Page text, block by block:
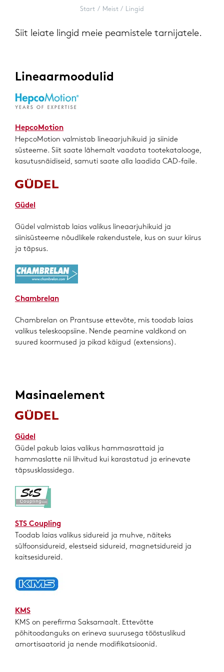
Start Meist Lingid
Siit leiate lingid meie peamistele tarnijatele.
Lineaarmoodulid
HepcoMotion
HepcoMotion valmistab lineaarjuhikuid ja siinide
süsteeme. Siit saate lähemalt vaadata tootekatalooge,
kasutusnäidiseid, samuti saate alla laadida CAD-faile.
Güdel
Güdel valmistab laias valikus lineaarjuhikuid ja
siinisüsteeme nõudlikele rakendustele, kus on suur kiirus
ja täpsus.
Chambrelan
Chambrelan on Prantsuse ettevõte, mis toodab laias
valikus teleskoopsiine. Nende peamine valdkond on
suured koormused ja pikad käigud (extensions).
Masinaelement
Güdel
Güdel pakub laias valikus hammasrattaid ja
hammaslatte nii lihvitud kui karastatud ja erinevate
täpsusklassidega.
STS Coupling
Toodab laias valikus sidureid ja muhve, näiteks
sülfoonsidureid, elestseid sidureid, magnetsidureid ja
kaitsesidureid.
KMS
KMS on perefirma Saksamaalt. Ettevõtte
põhitoodanguks on erineva suurusega tööstuslikud
amortisaatorid ja nende modifikatsioonid.